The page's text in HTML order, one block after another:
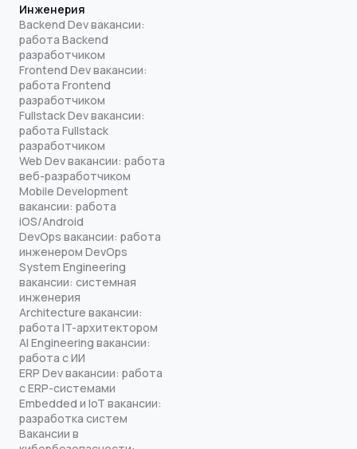
Инженерия
Backend Dev вакансии:
работа Backend
разработчиком
Frontend Dev вакансии:
работа Frontend
разработчиком
Fullstack Dev вакансии:
работа Fullstack
разработчиком
Web Dev вакансии: работа
веб-разработчиком
Mobile Development
вакансии: работа
iOS/Android
DevOps вакансии: работа
инженером DevOps
System Engineering
вакансии: системная
инженерия
Architecture вакансии:
работа IT-архитектором
AI Engineering вакансии:
работа с ИИ
ERP Dev вакансии: работа
с ERP-системами
Embedded и IoT вакансии:
разработка систем
Вакансии в